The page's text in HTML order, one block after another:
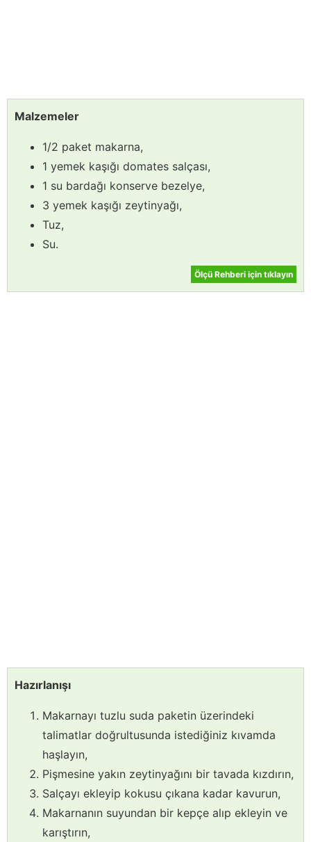
Malzemeler
1/2 paket makarna,
1 yemek kaşığı domates salçası,
1 su bardağı konserve bezelye,
3 yemek kaşığı zeytinyağı,
Tuz,
Su.
Ölçü Rehberi için tıklayın
Hazırlanışı
Makarnayı tuzlu suda paketin üzerindeki
talimatlar doğrultusunda istediğiniz kıvamda
haşlayın,
Pişmesine yakın zeytinyağını bir tavada kızdırın,
Salçayı ekleyip kokusu çıkana kadar kavurun,
Makarnanın suyundan bir kepçe alıp ekleyin ve
karıştırın,